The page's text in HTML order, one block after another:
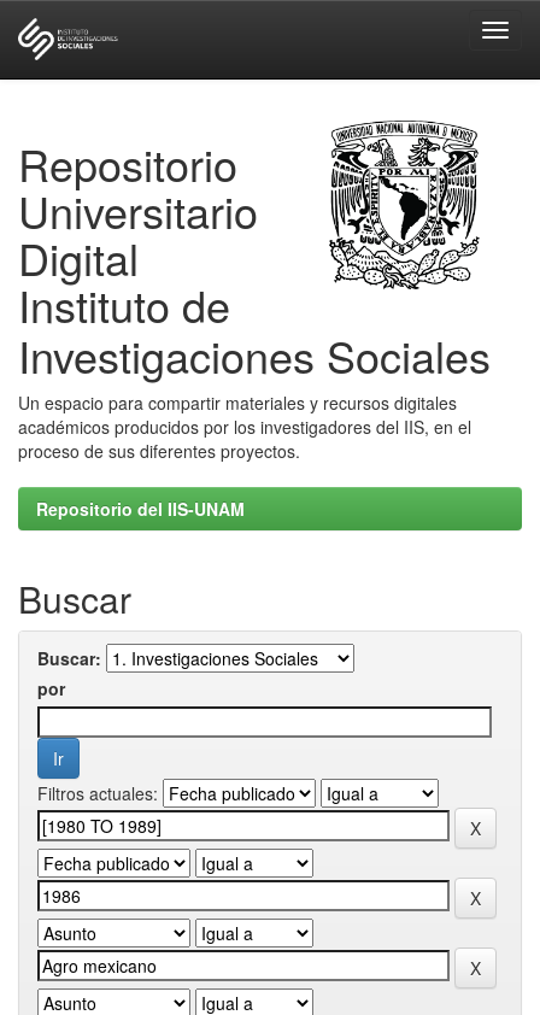
Repositorio
Universitario
Digital
Instituto de
Investigaciones Sociales
Un espacio para compartir materiales y recursos digitales
académicos producidos por los investigadores del IIS, en el
proceso de sus diferentes proyectos.
Repositorio del IIS-UNAM
Buscar
Buscar:
por
Filtros actuales: